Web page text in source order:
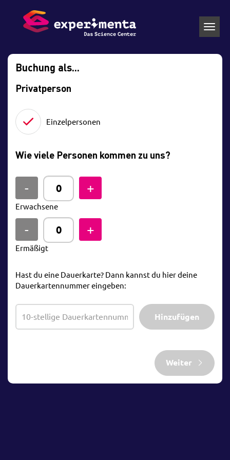
Buchung als...
Privatperson
Einzelpersonen
Wie viele Personen kommen zu uns?
Erwachsene
Ermäßigt
Hast du eine Dauerkarte? Dann kannst du hier deine
Dauerkartennummer eingeben:
Hinzufügen
Weiter